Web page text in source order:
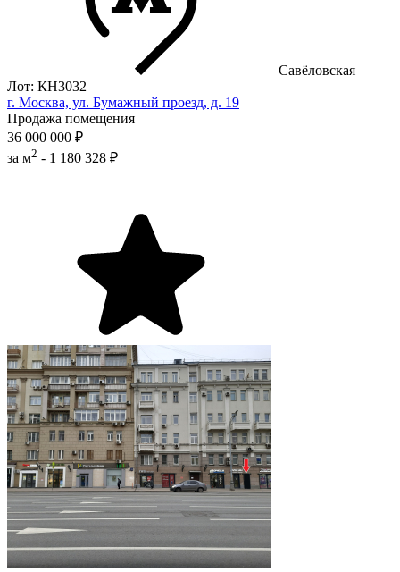
Савёловская
Лот: КН3032
г. Москва, ул. Бумажный проезд, д. 19
Продажа помещения
36 000 000 ₽
за м2 - 1 180 328 ₽